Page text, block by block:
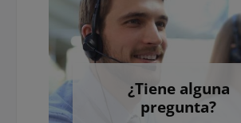
¿Tiene alguna
pregunta?